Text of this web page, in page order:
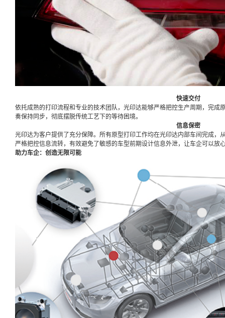
快速交付
依托成熟的打印流程和专业的技术团队，光印达能够严格把控生产周期，完成
奏保持同步，彻底摆脱传统工艺下的等待困境。
信息保密
光印达为客户提供了充分保障。所有原型打印工作均在光印达内部车间完成，
严格把控信息流转，有效避免了敏感的车型前期设计信息外泄，让车企可以放
助力车企：创造无限可能